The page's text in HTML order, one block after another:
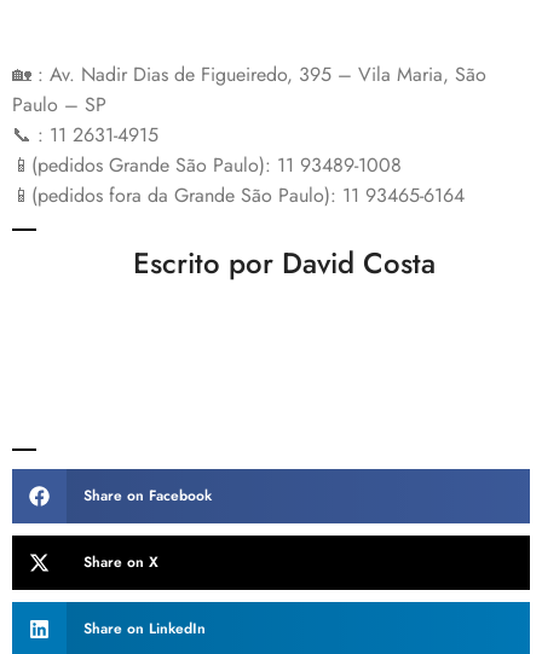
🏡 : Av. Nadir Dias de Figueiredo, 395 – Vila Maria, São
Paulo – SP
📞 : 11 2631-4915
📱(pedidos Grande São Paulo): 11 93489-1008
📱(pedidos fora da Grande São Paulo): 11 93465-6164
Escrito por David Costa
Share on Facebook
Share on X
Share on LinkedIn